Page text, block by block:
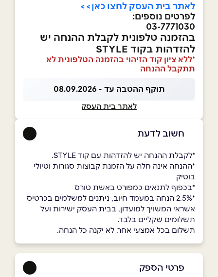
לאתר בית העסק לחצו כאן>>
לפרטים נוספים:
03-7771030
בהזמנה טלפונית לקבלת ההנחה יש
להזדהות בקוד STYLE
*ללא ציון קוד הזיהוי בהזמנה הטלפונית לא
תתקבל ההנחה
תוקף ההטבה עד - 08.09.2026
לאתר בית העסק
חשוב לדעת
*לקבלת ההנחה יש להזדהות עם קוד STYLE.
*ההנחה אינה חלה על הזמנת קבוצות סגורות וטיולי
בוטיק
*בכפוף לתנאים כמפורט באשת טורס
*2.5% הנחה במעמד חיוב, ניתנים למשלמים בכרטיס
אשראי המשויך למועדון, בבית העסק ישירות ועל
תשלומים שקליים בלבד.
תשלום בכל אמצעי אחר, לא יקנה כל הנחה.
פרטי הספק